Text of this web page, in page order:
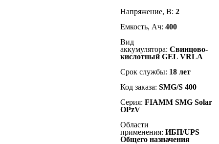
Напряжение, В: 2
Емкость, Ач: 400
Вид
аккумулятора: Cвинцово-
кислотный GEL VRLA
Срок службы: 18 лет
Код заказа: SMG/S 400
Серия: FIAMM SMG Solar
OPzV
Области
применения: ИБП/UPS
Общего назначения